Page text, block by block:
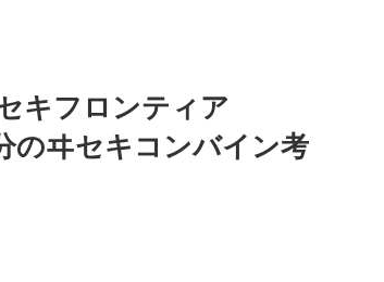
キフロンティア
のヰセキコンバイン考